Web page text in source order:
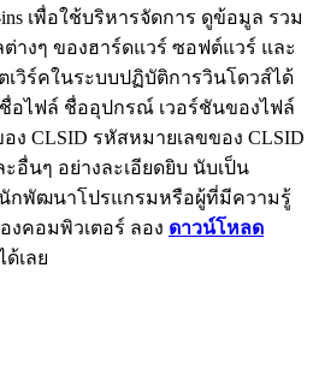
เพื่อใช้บริหารจัดการ ดูข้อมูล รวม
างๆ ของฮาร์ดแวร์ ซอฟต์แวร์ และ
เวิร์คในระบบปฏิบัติการวินโดวส์ได้
ชื่อไฟล์ ชื่ออุปกรณ์ เวอร์ชันของไฟล์
ง CLSID รหัสหมายเลขของ CLSID
อื่นๆ อย่างละเอียดยิบ นับเป็น
กพัฒนาโปรแกรมหรือผู้ที่มีความรู้
งคอมพิวเตอร์ ลอง ดาวน์โหลด
เลย